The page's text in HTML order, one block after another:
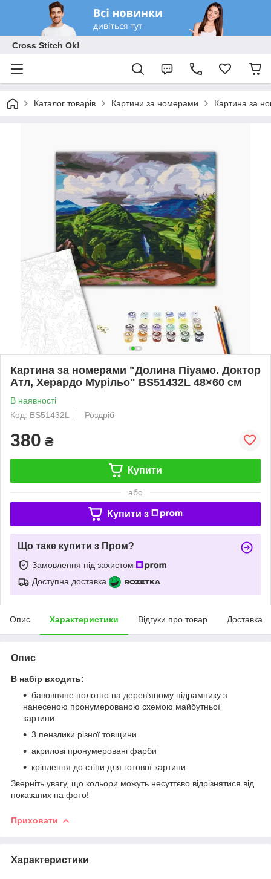
Cross Stitch Ok!
Каталог товарів Картини за номерами Картина за
Картина за номерами "Долина Піуамо. Доктор
Атл, Херардо Мурільо" BS51432L 48×60 см
В наявності
Код: BS51432L
Роздріб
380 ₴
Купити
або
Купити з
Що таке купити з Пром?
Замовлення під захистом
Доступна доставка
Опис Характеристики Відгуки про товар Доставка
Опис
В набір входить:
бавовняне полотно на дерев'яному підрамнику з
нанесеною пронумерованою схемою майбутньої
картини
3 пензлики різної товщини
акрилові пронумеровані фарби
кріплення до стіни для готової картини
Зверніть увагу, що кольори можуть несуттєво відрізнятися від
показаних на фото!
Приховати
Характеристики